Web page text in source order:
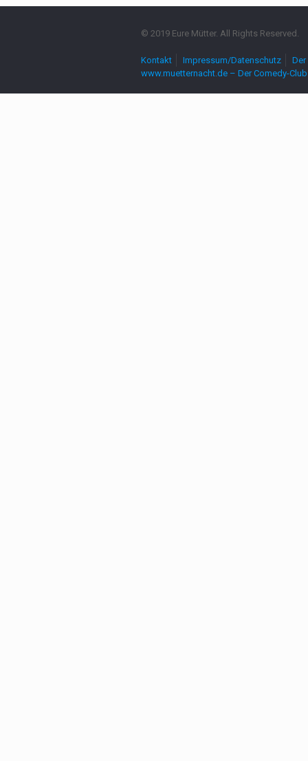
© 2019 Eure Mütter. All Rights Reserved.
Kontakt Impressum/Datenschutz
www.muetternacht.de – Der Comedy-Club